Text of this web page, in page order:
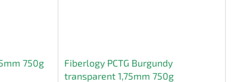
750g
Fiberlogy PCTG Burgundy
transparent 1,75mm 750g